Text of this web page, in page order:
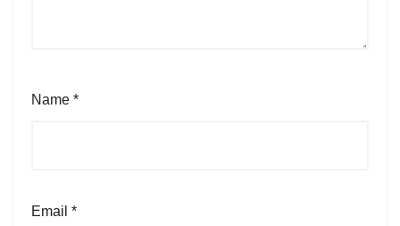
Name *
Email *